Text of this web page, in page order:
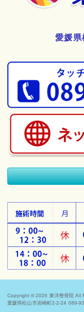
愛媛
Copyright © 2026 東洋整骨院 All
愛媛県松山市岩崎町2-2-24 089-